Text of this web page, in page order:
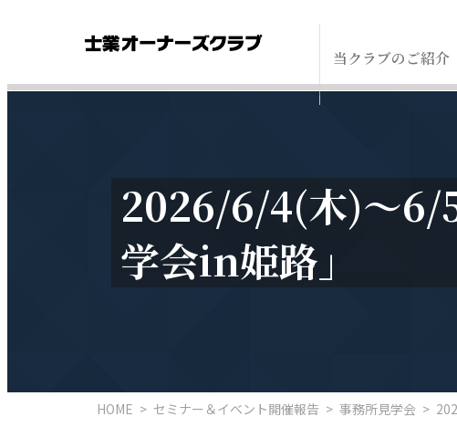
当クラブのご紹介
2026/6/4(木)～6/
学会in姫路」
HOME > セミナー＆イベント開催報告 > 事務所見学会 >